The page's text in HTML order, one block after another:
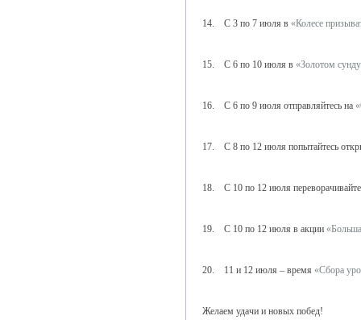
14. С 3 по 7 июля в «Колесе
15. С 6 по 10 июля в «Золотом
16. С 6 по 9 июля отправляйтесь на
17. С 8 по 12 июля попытайтесь
18. С 10 по 12 июля
19. С 10 по 12 июля в акции
20. 11 и 12 июля – время «Сбора
Желаем удачи и новых побед!